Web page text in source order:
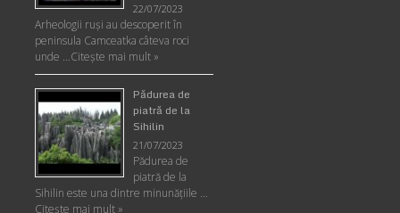
22/07/2023
Arheologii ruşi au descoperit în
peninsula Camceatka câteva roci
unde …Citește mai mult »
Pădurea de
piatră de la
Sihilin
21/07/2023
Pădurea de
piatră de la
Sihilin este una dintre minunăţiile …
Citește mai mult »